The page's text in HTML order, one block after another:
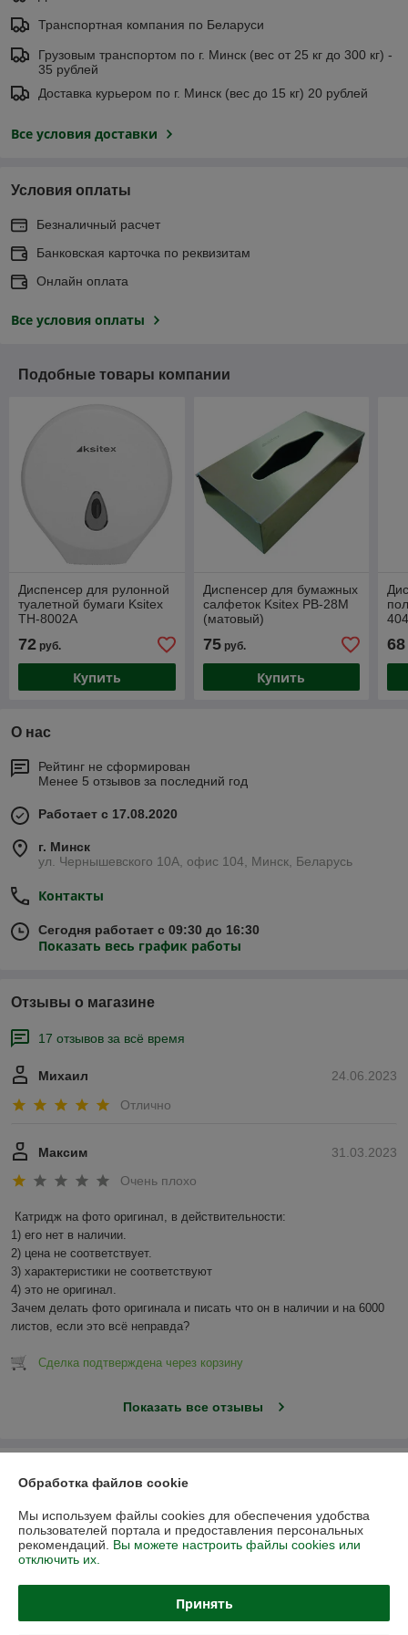
Транспортная компания по Беларуси
Грузовым транспортом по г. Минск (вес от 25 кг до 300 кг) -
35 рублей
Доставка курьером по г. Минск (вес до 15 кг) 20 рублей
Все условия доставки
Условия оплаты
Безналичный расчет
Банковская карточка по реквизитам
Онлайн оплата
Все условия оплаты
Подобные товары компании
Диспенсер для рулонной
туалетной бумаги Ksitex
TH-8002A
72 руб.
Купить
Диспенсер для бумажных
салфеток Ksitex PB-28M
(матовый)
75руб.
Купить
68
О нас
Рейтинг не сформирован
Менее 5 отзывов за последний год
Работает с 17.08.2020
г. Минск
ул. Чернышевского 10А, офис 104, Минск, Беларусь
Контакты
Сегодня работает с 09:30 до 16:30
Показать весь график работы
Отзывы о магазине
17 отзывов за всё время
24.06.2023
Михаил
Отлично
31.03.2023
Максим
Очень плохо
Катридж на фото оригинал, в действительности:
1) его нет в наличии.
2) цена не соответствует.
3) характеристики не соответствуют
4) это не оригинал.
Зачем делать фото оригинала и писать что он в наличии и на 6000
листов, если это всё неправда?
Сделка подтверждена через корзину
Показать все отзывы
Контакты
Доставка и оплата
Обработка файлов cookie
Мы используем файлы cookies для обеспечения удобства
пользователей портала и предоставления персональных
рекомендаций. Вы можете настроить файлы cookies или
отключить их.
Принять